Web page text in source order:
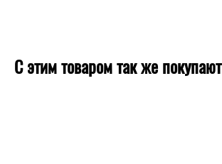
С этим товаром так же покупают